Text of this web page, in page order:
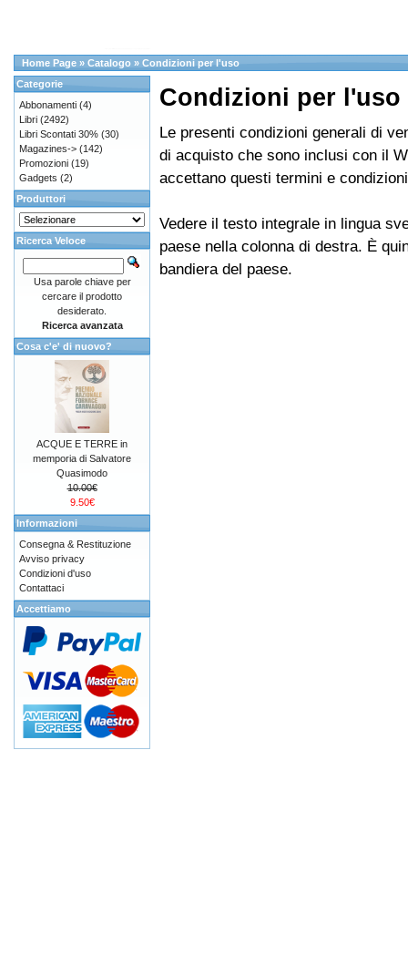
Home Page » Catalogo » Condizioni per l'uso
Condizioni per l'uso
Le presenti condizioni generali di
di acquisto che sono inclusi con il
accettano questi termini e
Vedere il testo integrale in lingua
paese nella colonna di destra. È
bandiera del paese.
Categorie
Abbonamenti (4)
Libri (2492)
Libri Scontati 30% (30)
Magazines-> (142)
Promozioni (19)
Gadgets (2)
Produttori
Ricerca Veloce
Usa parole chiave per
cercare il prodotto
desiderato.
Ricerca avanzata
Cosa c'e' di nuovo?
ACQUE E TERRE in
memporia di Salvatore
Quasimodo
10.00€
9.50€
Informazioni
Consegna & Restituzione
Avviso privacy
Condizioni d'uso
Contattaci
Accettiamo